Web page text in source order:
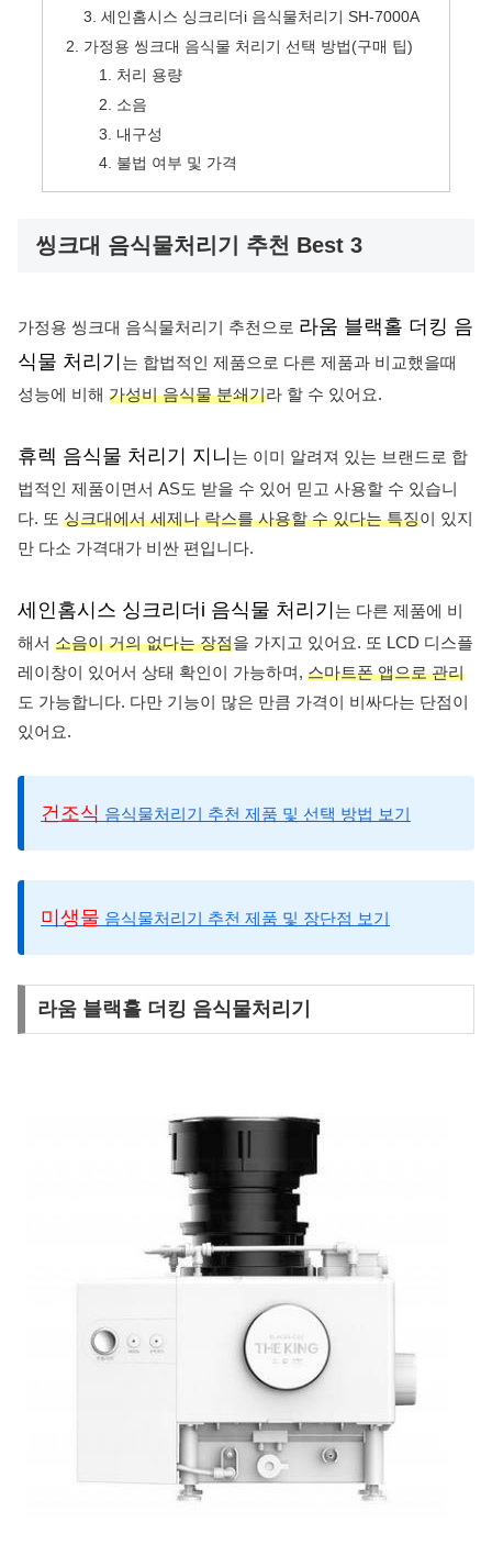
세인홈시스 싱크리더i 음식물처리기 SH-7000A
가정용 씽크대 음식물 처리기 선택 방법(구매 팁)
처리 용량
소음
내구성
불법 여부 및 가격
씽크대 음식물처리기 추천 Best 3
가정용 씽크대 음식물처리기 추천으로 라움 블랙홀 더킹 음
식물 처리기 는 합법적인 제품으로 다른 제품과 비교했을때
성능에 비해 가성비 음식물 분쇄기라 할 수 있어요.
휴렉 음식물 처리기 지니 는 이미 알려져 있는 브랜드로 합
법적인 제품이면서 AS도 받을 수 있어 믿고 사용할 수 있습니
다. 또 싱크대에서 세제나 락스를 사용할 수 있다는 특징이 있지
만 다소 가격대가 비싼 편입니다.
세인홈시스 싱크리더i 음식물 처리기 는 다른 제품에 비
해서 소음이 거의 없다는 장점을 가지고 있어요. 또 LCD 디스플
레이창이 있어서 상태 확인이 가능하며, 스마트폰 앱으로 관리
도 가능합니다. 다만 기능이 많은 만큼 가격이 비싸다는 단점이
있어요.
건조식 음식물처리기 추천 제품 및 선택 방법 보기
미생물 음식물처리기 추천 제품 및 장단점 보기
라움 블랙홀 더킹 음식물처리기